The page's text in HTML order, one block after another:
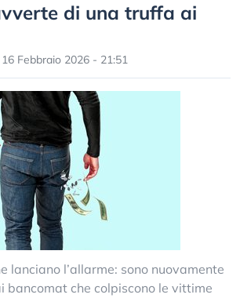
di una truffa ai
16 Febbraio 2026 - 21:51
lanciano l’allarme: sono nuovamente
bancomat che colpiscono le vittime